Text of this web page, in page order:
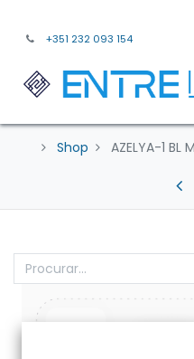
+351 232 093 154
Shop AZELYA-1 BL